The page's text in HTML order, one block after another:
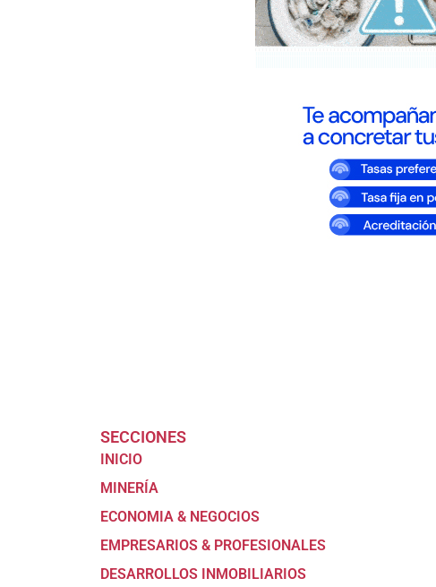
SECCIONES
INICIO
MINERÍA
ECONOMIA & NEGOCIOS
EMPRESARIOS & PROFESIONALES
DESARROLLOS INMOBILIARIOS